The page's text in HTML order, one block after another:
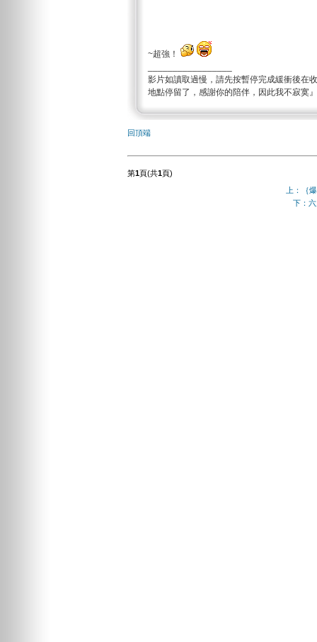
~超強！
影片如讀取過慢，請先按暫停完成緩衝後在
地點停留了，感謝你的陪伴，因此我不寂寞』
回頂端
第1頁(共1頁)
上：｛
下：